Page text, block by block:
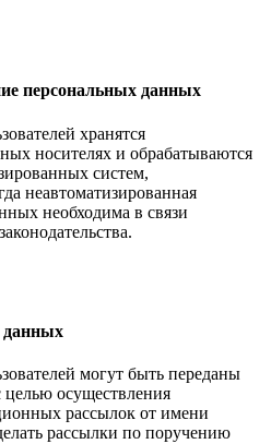
персональных данных
хранятся
носителях и обрабатываются
систем,
неавтоматизированная
необходима в связи
данных
могут быть переданы
осуществления
рассылок от имени
рассылки по поручению